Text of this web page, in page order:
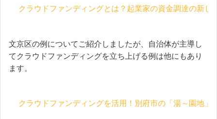
クラウドファンディングとは？起業家の資金調達の新し
文京区の例についてご紹介しましたが、自治体が主導し
てクラウドファンディングを立ち上げる例は他にもあり
ます。
クラウドファンディングを活用！別府市の「湯～園地」